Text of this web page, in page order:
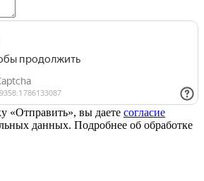
«Отправить», вы даете согласие
данных. Подробнее об обработке